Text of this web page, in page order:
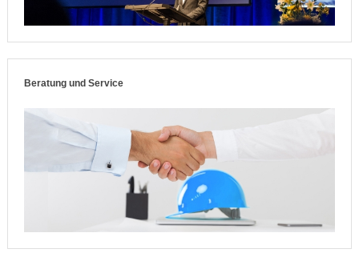
Beratung und Service